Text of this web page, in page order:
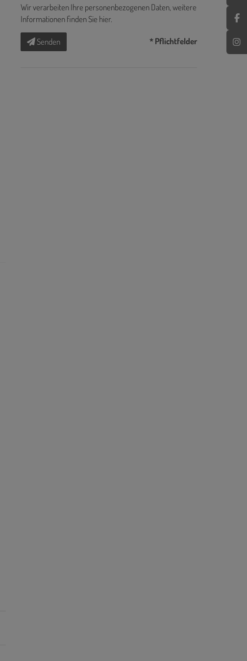
Wir verarbeiten Ihre personenbezogenen Daten, weitere
Informationen finden Sie hier.
Senden * Pflichtfelder